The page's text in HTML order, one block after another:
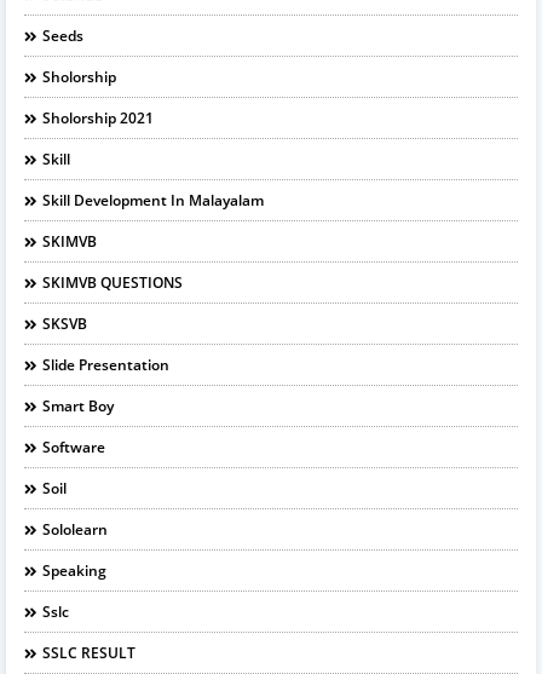
Seeds
Sholorship
Sholorship 2021
Skill
Skill Development In Malayalam
SKIMVB
SKIMVB QUESTIONS
SKSVB
Slide Presentation
Smart Boy
Software
Soil
Sololearn
Speaking
Sslc
SSLC RESULT